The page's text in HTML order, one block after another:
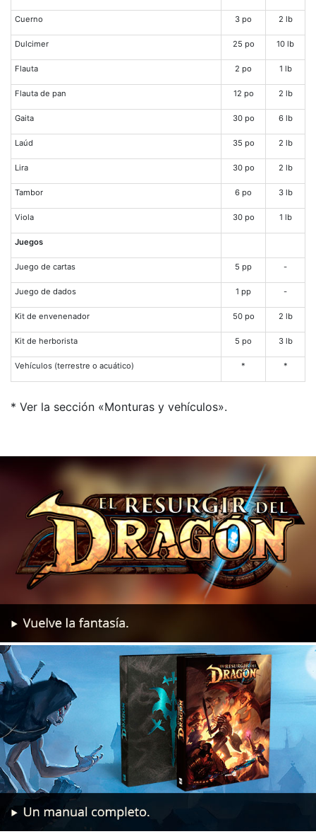
Cuerno 3 po 2 lb
Dulcimer 25 po 10 lb
Flauta 2 po 1 lb
Flauta de pan 12 po 2 lb
Gaita 30 po 6 lb
Laúd 35 po 2 lb
Lira 30 po 2 lb
Tambor 6 po 3 lb
Viola 30 po 1 lb
Juegos
Juego de cartas 5 pp -
Juego de dados 1 pp -
Kit de envenenador 50 po 2 lb
Kit de herborista 5 po 3 lb
Vehículos (terrestre o acuático) * *
* Ver la sección «Monturas y vehículos».